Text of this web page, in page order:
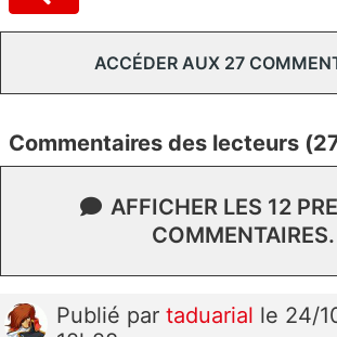
ACCÉDER AUX 27
Commentaires des lecteurs
AFFICHER LES 12
COMMENTAIRES.
Publié par taduarial le 24/